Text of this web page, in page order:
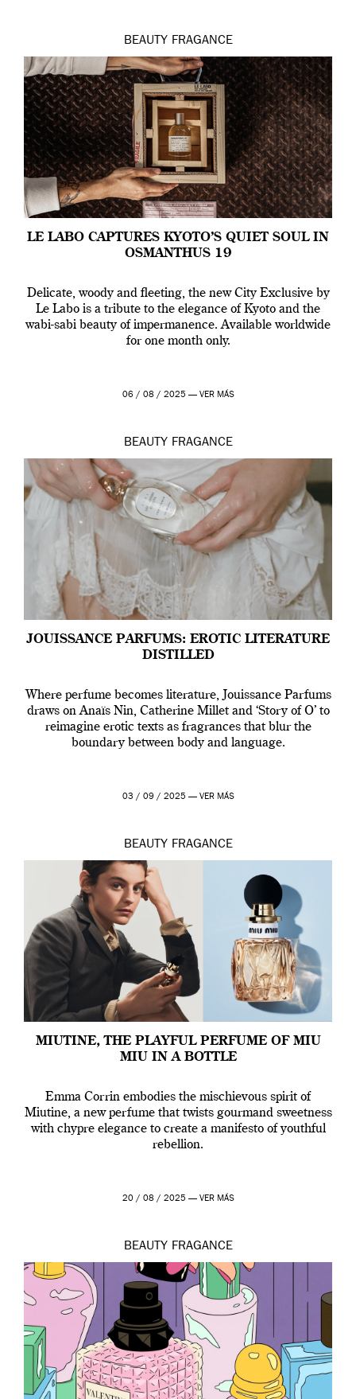
BEAUTY FRAGANCE
LE LABO CAPTURES KYOTO’S QUIET SOUL IN
OSMANTHUS 19
Delicate, woody and fleeting, the new City Exclusive by
Le Labo is a tribute to the elegance of Kyoto and the
wabi-sabi beauty of impermanence. Available worldwide
for one month only.
06 / 08 / 2025 — VER MÁS
BEAUTY FRAGANCE
JOUISSANCE PARFUMS: EROTIC LITERATURE
DISTILLED
Where perfume becomes literature, Jouissance Parfums
draws on Anaïs Nin, Catherine Millet and ‘Story of O’ to
reimagine erotic texts as fragrances that blur the
boundary between body and language.
03 / 09 / 2025 — VER MÁS
BEAUTY FRAGANCE
MIUTINE, THE PLAYFUL PERFUME OF MIU
MIU IN A BOTTLE
Emma Corrin embodies the mischievous spirit of
Miutine, a new perfume that twists gourmand sweetness
with chypre elegance to create a manifesto of youthful
rebellion.
20 / 08 / 2025 — VER MÁS
BEAUTY FRAGANCE